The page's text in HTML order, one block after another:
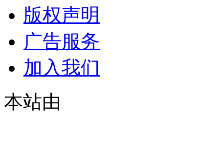
版权声明
广告服务
加入我们
本站由